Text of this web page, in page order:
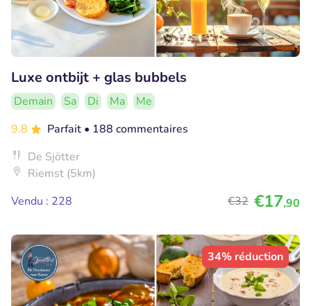
Luxe ontbijt + glas bubbels
Demain Sa Di Ma
Me
9.8
Parfait • 188 commentaires
De Sjötter
Riemst (5km)
Vendu : 228
€32 €17,90
34% réduction